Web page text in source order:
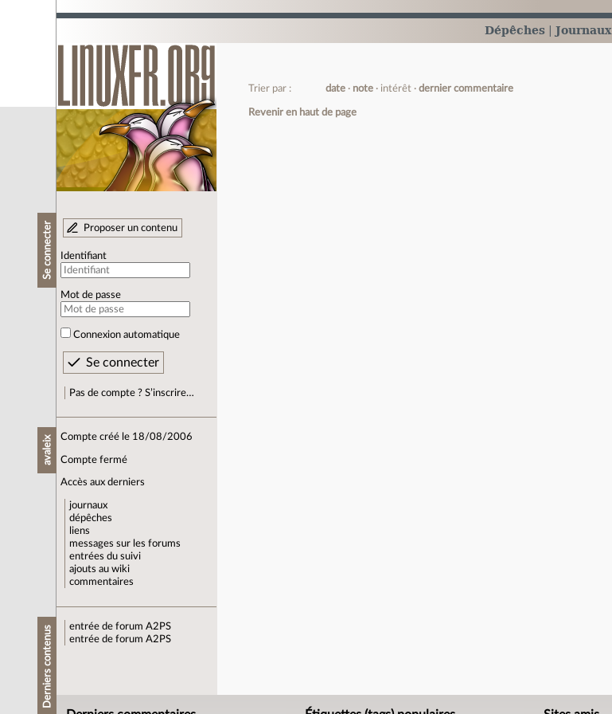
Dépêches Journaux
Se connecter Proposer un contenu
Identifiant
Mot de passe
Connexion automatique
Pas de compte ? S’inscrire…
avaleix Compte créé le 18/08/2006
Compte fermé
Accès aux derniers
journaux
dépêches
liens
messages sur les forums
entrées du suivi
ajouts au wiki
commentaires
Derniers contenus entrée de forum A2PS
entrée de forum A2PS
Trier par : date note intérêt dernier commentaire
Revenir en haut de page